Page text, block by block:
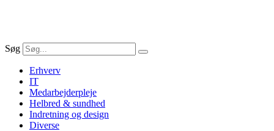
Søg
Erhverv
IT
Medarbejderpleje
Helbred & sundhed
Indretning og design
Diverse